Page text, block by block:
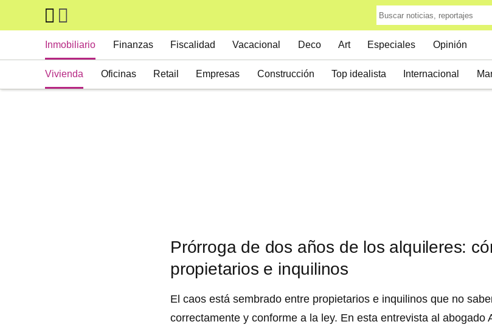
Skip to main content
Inmobiliario
Vivienda Oficinas Retail Empresas Construcción Top idealista Internacional
Finanzas Fiscalidad Vacacional Deco Art Especiales Opinión
Prórroga de dos años de los alquileres:
propietarios e inquilinos
El caos está sembrado entre propietarios e inquilinos que no
correctamente y conforme a la ley. En esta entrevista al abogado